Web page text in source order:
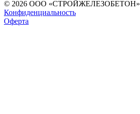
© 2026 ООО «СТРОЙЖЕЛЕЗОБЕТОН»
Конфиденциальность
Оферта